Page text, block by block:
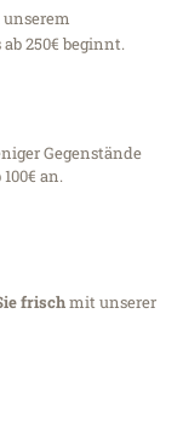
ab 250€ beginnt.
Gegenstände
an.
frischmit unserer